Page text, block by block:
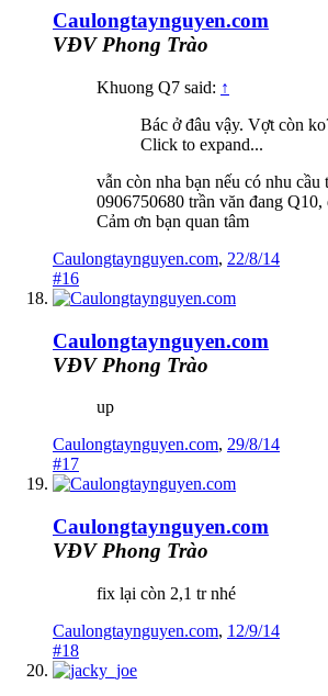
Caulongtaynguyen.com
VĐV Phong Trào
Khuong Q7 said: ↑
Bác ở đâu vậy. Vợt còn
Click to expand...
vẫn còn nha bạn nếu có nhu cầu
0906750680 trần văn đang Q10,
Cảm ơn bạn quan tâm
Caulongtaynguyen.com, 22/8/14
#16
Caulongtaynguyen.com
VĐV Phong Trào
up
Caulongtaynguyen.com, 29/8/14
#17
Caulongtaynguyen.com
VĐV Phong Trào
fix lại còn 2,1 tr nhé
Caulongtaynguyen.com, 12/9/14
#18